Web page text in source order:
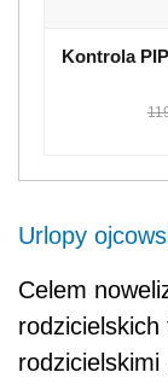
Kontrola
Urlopy
Celem